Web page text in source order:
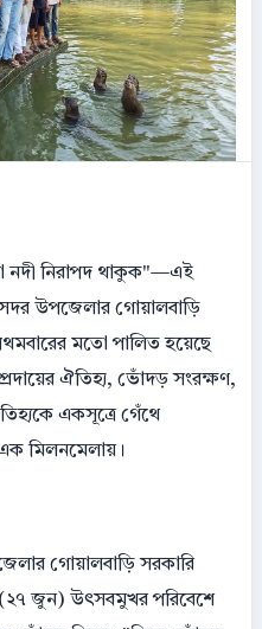
নদী নিরাপদ থাকুক"—এই
সদর উপজেলার গোয়ালবাড়ি
মতো পালিত হয়েছে
ঐতিহ্য, ভোঁদড় সংরক্ষণ,
একসূত্রে গেঁথে
মিলনমেলায়।
গোয়ালবাড়ি সরকারি
(২৭ জুন) উৎসবমুখর পরিবেশে